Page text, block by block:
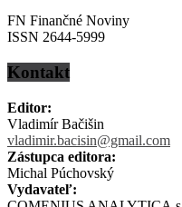
FN Finančné Noviny
ISSN 2644-5999
Kontakt
Editor:
Vladimír Bačišin
vladimir.bacisin@gmail.com
Zástupca editora:
Michal Púchovský
Vydavateľ: